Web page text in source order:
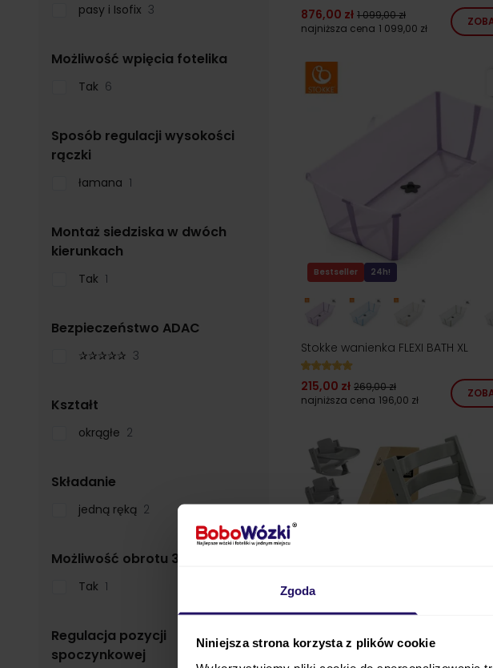
Zgoda
Niniejsza strona korzysta z plików cookie
pasy i Isofix 3
Możliwość wpięcia fotelika
Tak 6
Sposób regulacji wysokości
rączki
łamana 1
Montaż siedziska w dwóch
kierunkach
Tak 1
Bezpieczeństwo ADAC
✰✰✰✰✰ 3
Kształt
okrągłe 2
Składanie
jedną ręką 2
Możliwość obrotu 360°
Tak 1
Regulacja pozycji
spoczynkowej
876,00 zł 1 099,00 zł
najniższa cena 1 099,00 zł
Bestseller 24h!
Stokke wanienka FLEXI BATH XL
215,00 zł 269,00 zł
najniższa cena 196,00 zł
24h!